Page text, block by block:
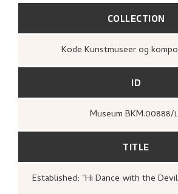
COLLECTION
Kode Kunstmuseer og
ID
Museum BKM.00888/
TITLE
Established: "Hi Dance with the